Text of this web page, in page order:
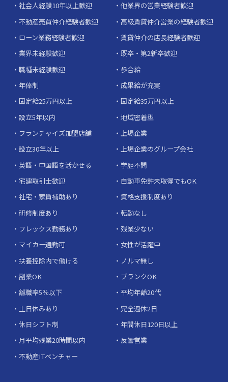
社会人経験10年以上歓迎
他業界の営業経験者歓迎
不動産売買仲介経験者歓迎
高級賃貸仲介営業の経験者歓迎
ローン業務経験者歓迎
賃貸仲介の店長経験者歓迎
業界未経験歓迎
既卒・第2新卒歓迎
職種未経験歓迎
歩合給
年俸制
成果給が充実
固定給25万円以上
固定給35万円以上
設立5年以内
地域密着型
フランチャイズ加盟店舗
上場企業
設立30年以上
上場企業のグループ会社
英語・中国語を活かせる
学歴不問
宅建取引士歓迎
自動車免許未取得でもOK
社宅・家賃補助あり
資格支援制度あり
研修制度あり
転勤なし
フレックス勤務あり
残業少ない
マイカー通勤可
女性が活躍中
扶養控除内で働ける
ノルマ無し
副業OK
ブランクOK
離職率5％以下
平均年齢20代
土日休みあり
完全週休2日
休日シフト制
年間休日120日以上
月平均残業20時間以内
反響営業
不動産ITベンチャー